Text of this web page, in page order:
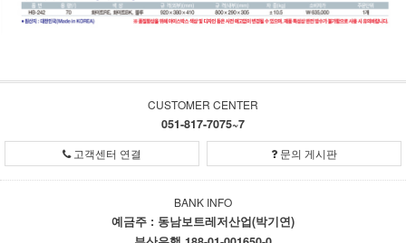
CUSTOMER CENTER
051-817-7075~7
고객센터 연결 문의 게시판
BANK INFO
예금주 : 동남보트레저산업(박기연)